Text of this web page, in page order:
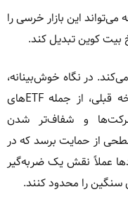
می‌تواند این بازار خرسی را
بیت کوین تبدیل کند.
در نگاه خوش‌بینانه،
ورود زیرساخت‌های سازمانی پس از چرخه قبلی، از جمله ETFهای
و شفاف‌تر شدن
از حمایت برسد که در
عملاً نقش یک ضربه‌گیر
سنگین را محدود کنند.